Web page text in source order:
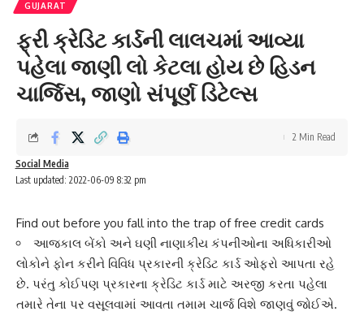
GUJARAT
ફ્રી ક્રેડિટ કાર્ડની લાલચમાં આવ્યા
પહેલા જાણી લો કેટલા હોય છે હિડન
ચાર્જિસ, જાણો સંપૂર્ણ ડિટેલ્સ
Last updated: 2022-06-09 8:32 pm
Social Media
2 Min Read
Find out before you fall into the trap of free credit cards
આજકાલ બેંકો અને ઘણી નાણાકીય કંપનીઓના અધિકારીઓ
લોકોને ફોન કરીને વિવિધ પ્રકારની ક્રેડિટ કાર્ડ ઓફરો આપતા રહે
છે. પરંતુ કોઈપણ પ્રકારના ક્રેડિટ કાર્ડ માટે અરજી કરતા પહેલા
તમારે તેના પર વસૂલવામાં આવતા તમામ ચાર્જ વિશે જાણવું જોઈએ.